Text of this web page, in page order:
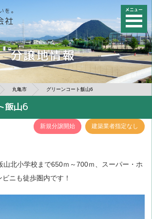
を。
社
メニュー
分譲地情報
丸亀市 グリーンコート飯山6
飯山6
新規分譲開始 建築業者指定なし
山北小学校まで650ｍ～700ｍ、スーパー・ホ
ニも徒歩圏内です！